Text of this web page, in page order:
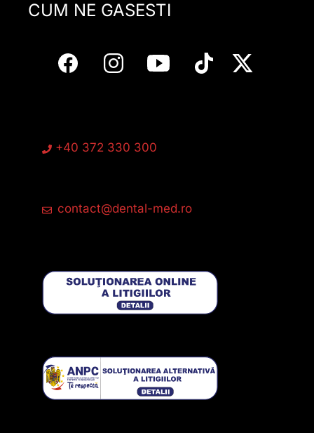
CUM NE GASESTI
+40 372 330 300
contact@dental-med.ro